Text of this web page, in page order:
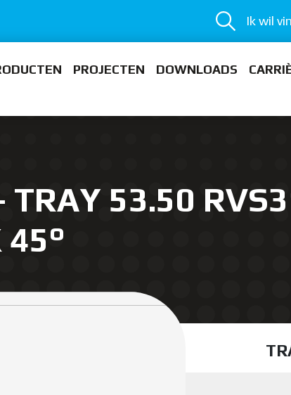
Ik wil
PROJECTEN DOWNLOADS
53.50
45°